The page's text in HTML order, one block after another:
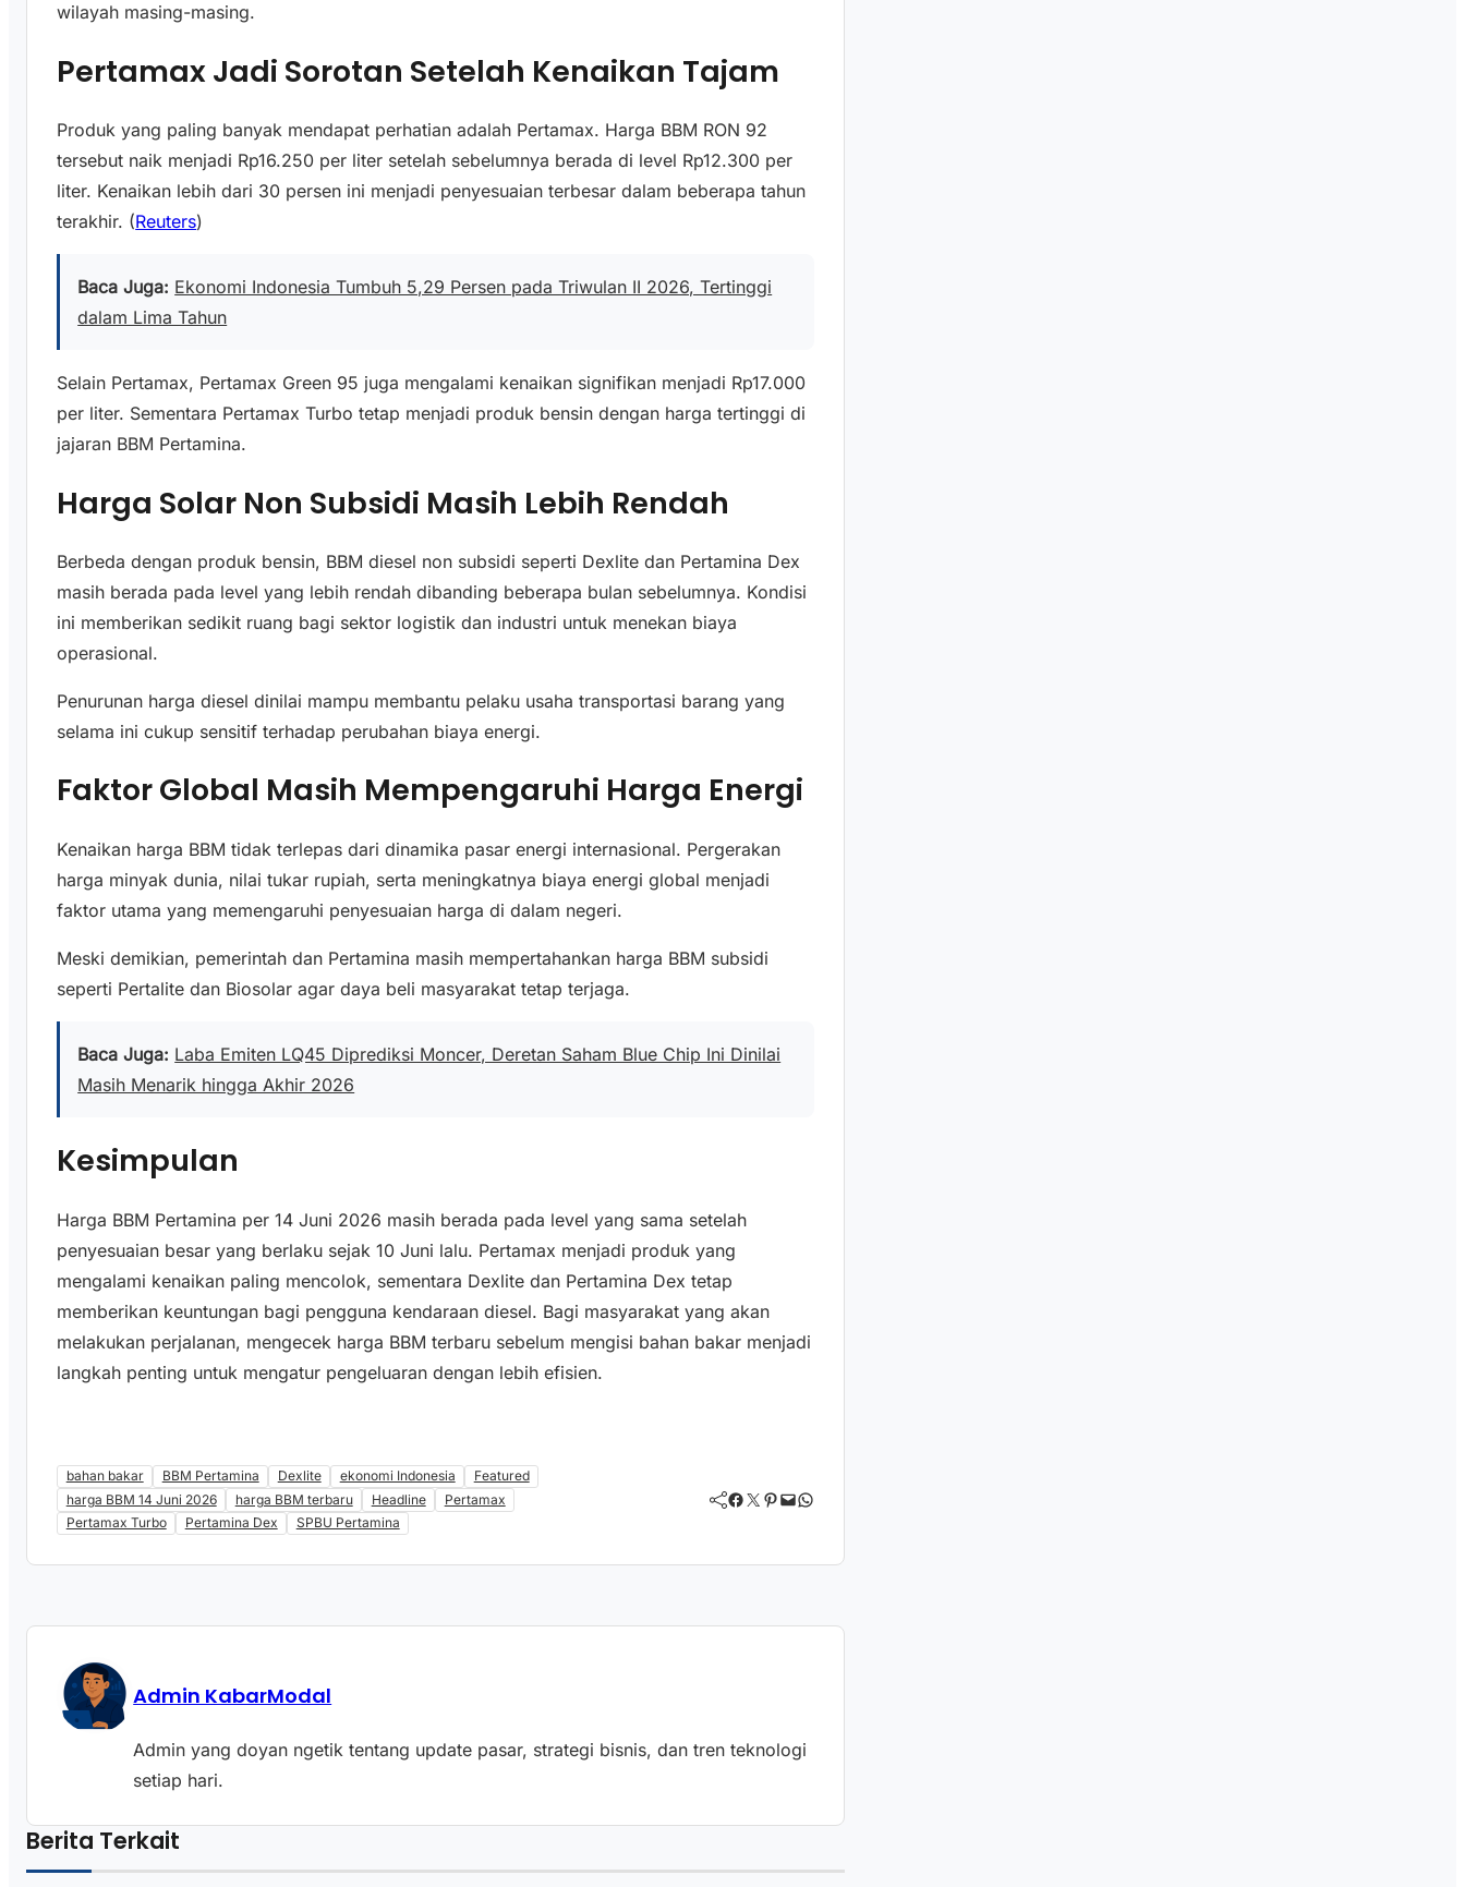
wilayah masing-masing.
Pertamax Jadi Sorotan Setelah Kenaikan Tajam
Produk yang paling banyak mendapat perhatian adalah Pertamax. Harga BBM RON 92
tersebut naik menjadi Rp16.250 per liter setelah sebelumnya berada di level Rp12.300 per
liter. Kenaikan lebih dari 30 persen ini menjadi penyesuaian terbesar dalam beberapa tahun
terakhir. (Reuters)
Baca Juga: Ekonomi Indonesia Tumbuh 5,29 Persen pada Triwulan II 2026, Tertinggi
dalam Lima Tahun
Selain Pertamax, Pertamax Green 95 juga mengalami kenaikan signifikan menjadi Rp17.000
per liter. Sementara Pertamax Turbo tetap menjadi produk bensin dengan harga tertinggi di
jajaran BBM Pertamina.
Harga Solar Non Subsidi Masih Lebih Rendah
Berbeda dengan produk bensin, BBM diesel non subsidi seperti Dexlite dan Pertamina Dex
masih berada pada level yang lebih rendah dibanding beberapa bulan sebelumnya. Kondisi
ini memberikan sedikit ruang bagi sektor logistik dan industri untuk menekan biaya
operasional.
Penurunan harga diesel dinilai mampu membantu pelaku usaha transportasi barang yang
selama ini cukup sensitif terhadap perubahan biaya energi.
Faktor Global Masih Mempengaruhi Harga Energi
Kenaikan harga BBM tidak terlepas dari dinamika pasar energi internasional. Pergerakan
harga minyak dunia, nilai tukar rupiah, serta meningkatnya biaya energi global menjadi
faktor utama yang memengaruhi penyesuaian harga di dalam negeri.
Meski demikian, pemerintah dan Pertamina masih mempertahankan harga BBM subsidi
seperti Pertalite dan Biosolar agar daya beli masyarakat tetap terjaga.
Baca Juga: Laba Emiten LQ45 Diprediksi Moncer, Deretan Saham Blue Chip Ini Dinilai
Masih Menarik hingga Akhir 2026
Kesimpulan
Harga BBM Pertamina per 14 Juni 2026 masih berada pada level yang sama setelah
penyesuaian besar yang berlaku sejak 10 Juni lalu. Pertamax menjadi produk yang
mengalami kenaikan paling mencolok, sementara Dexlite dan Pertamina Dex tetap
memberikan keuntungan bagi pengguna kendaraan diesel. Bagi masyarakat yang akan
melakukan perjalanan, mengecek harga BBM terbaru sebelum mengisi bahan bakar menjadi
langkah penting untuk mengatur pengeluaran dengan lebih efisien.
bahan bakar BBM Pertamina Dexlite ekonomi Indonesia
Featured
harga BBM 14 Juni 2026
harga BBM terbaru Headline
Pertamax
Pertamax Turbo
Pertamina Dex SPBU Pertamina
Facebook Twitter Pinterest Mail WhatsApp
Admin KabarModal
Admin yang doyan ngetik tentang update pasar, strategi bisnis, dan tren teknologi
setiap hari.
Berita Terkait